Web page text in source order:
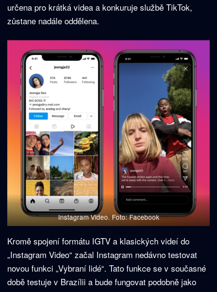
určena pro krátká videa a konkuruje službě TikTok,
zůstane nadále oddělena.
Instagram Video. Foto: Facebook
Kromě spojení formátu IGTV a klasických videí do
„Instagram Video“ začal Instagram nedávno testovat
novou funkci „Vybraní lidé“. Tato funkce se v současné
době testuje v Brazílii a bude fungovat podobně jako